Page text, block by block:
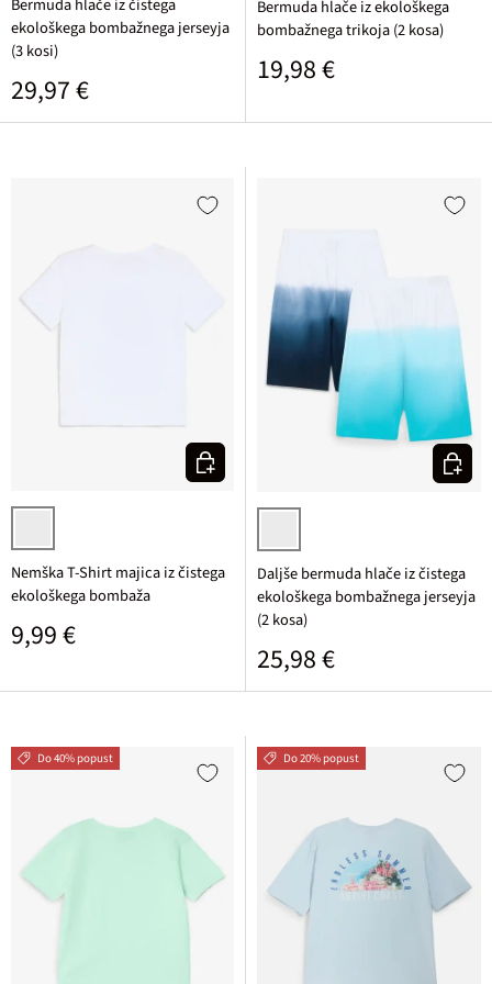
Bermuda hlače iz čistega
ekološkega bombažnega jerseyja
(3 kosi)
Običajna cena
29,97 €
Bermuda hlače iz ekološkega
bombažnega trikoja (2 kosa)
Običajna cena
19,98 €
bela potiskana
Nemška T-Shirt majica iz čistega
ekološkega bombaža
Običajna cena
9,99 €
Izberi varianto
temno vodna + temno modra
Daljše bermuda hlače iz čistega
ekološkega bombažnega jerseyja
(2 kosa)
Običajna cena
25,98 €
Izberi
Do 40% popust Do 20% popust